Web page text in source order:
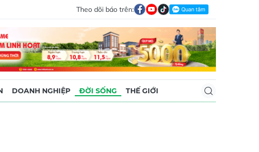
Theo dõi báo trên:
DOANH NGHIỆP ĐỜI SỐNG THẾ GIỚI